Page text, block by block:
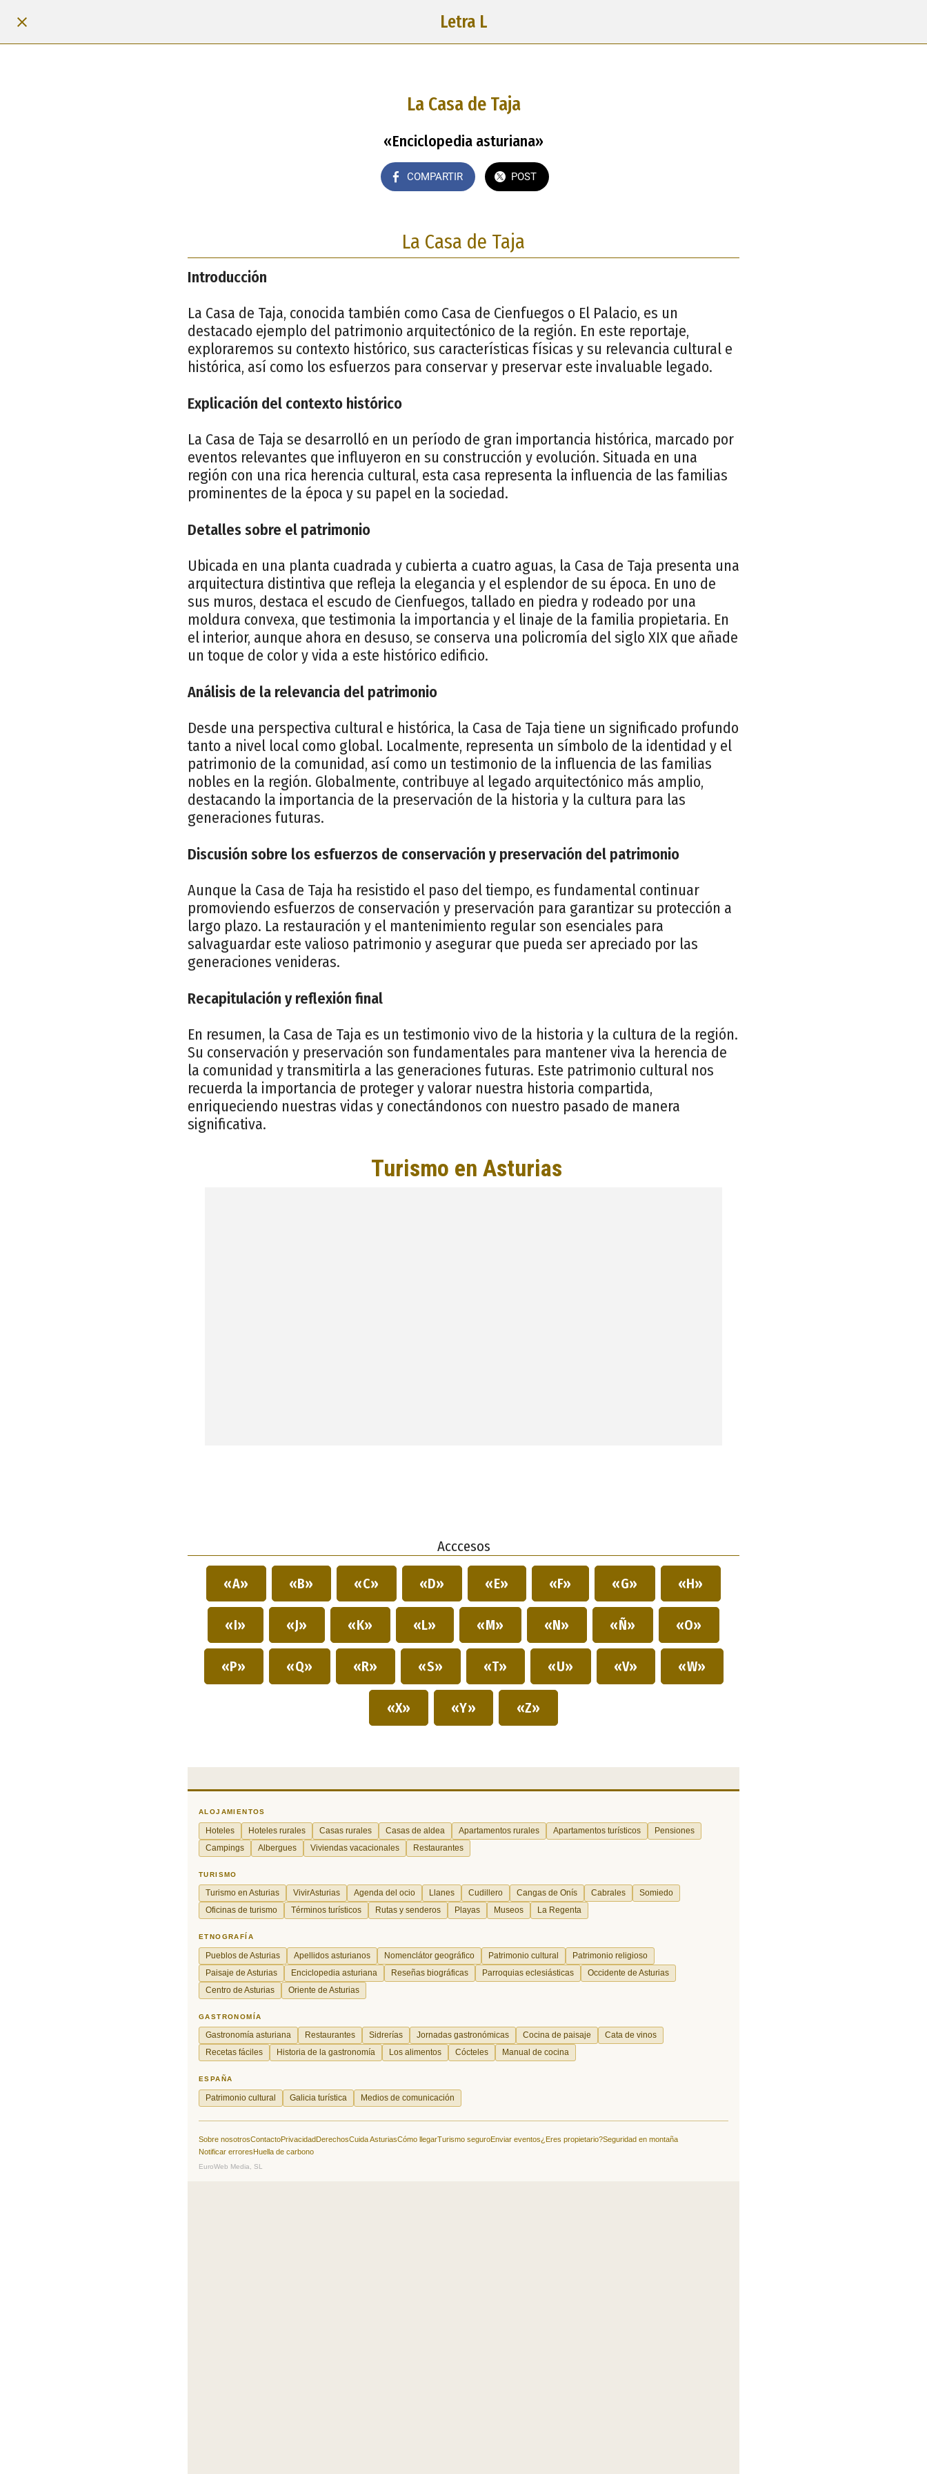
Letra L
La Casa de Taja
«Enciclopedia asturiana»
COMPARTIR POST
La Casa de Taja
Introducción
La Casa de Taja, conocida también como Casa de Cienfuegos o El Palacio, es un
destacado ejemplo del patrimonio arquitectónico de la región. En este reportaje,
exploraremos su contexto histórico, sus características físicas y su relevancia cultural e
histórica, así como los esfuerzos para conservar y preservar este invaluable legado.
Explicación del contexto histórico
La Casa de Taja se desarrolló en un período de gran importancia histórica, marcado por
eventos relevantes que influyeron en su construcción y evolución. Situada en una
región con una rica herencia cultural, esta casa representa la influencia de las familias
prominentes de la época y su papel en la sociedad.
Detalles sobre el patrimonio
Ubicada en una planta cuadrada y cubierta a cuatro aguas, la Casa de Taja presenta una
arquitectura distintiva que refleja la elegancia y el esplendor de su época. En uno de
sus muros, destaca el escudo de Cienfuegos, tallado en piedra y rodeado por una
moldura convexa, que testimonia la importancia y el linaje de la familia propietaria. En
el interior, aunque ahora en desuso, se conserva una policromía del siglo XIX que añade
un toque de color y vida a este histórico edificio.
Análisis de la relevancia del patrimonio
Desde una perspectiva cultural e histórica, la Casa de Taja tiene un significado profundo
tanto a nivel local como global. Localmente, representa un símbolo de la identidad y el
patrimonio de la comunidad, así como un testimonio de la influencia de las familias
nobles en la región. Globalmente, contribuye al legado arquitectónico más amplio,
destacando la importancia de la preservación de la historia y la cultura para las
generaciones futuras.
Discusión sobre los esfuerzos de conservación y preservación del patrimonio
Aunque la Casa de Taja ha resistido el paso del tiempo, es fundamental continuar
promoviendo esfuerzos de conservación y preservación para garantizar su protección a
largo plazo. La restauración y el mantenimiento regular son esenciales para
salvaguardar este valioso patrimonio y asegurar que pueda ser apreciado por las
generaciones venideras.
Recapitulación y reflexión final
En resumen, la Casa de Taja es un testimonio vivo de la historia y la cultura de la región.
Su conservación y preservación son fundamentales para mantener viva la herencia de
la comunidad y transmitirla a las generaciones futuras. Este patrimonio cultural nos
recuerda la importancia de proteger y valorar nuestra historia compartida,
enriqueciendo nuestras vidas y conectándonos con nuestro pasado de manera
significativa.
Acccesos
«A» «B» «C» «D» «E» «F» «G» «H»
«I» «J» «K» «L» «M» «N» «Ñ» «O»
«P» «Q» «R» «S» «T» «U» «V» «W»
«X» «Y» «Z»